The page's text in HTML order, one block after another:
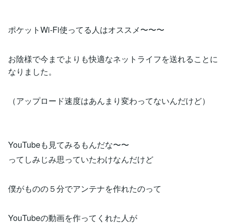
ポケットWi-Fi使ってる人はオススメ〜〜〜
お陰様で今までよりも快適なネットライフを送れることに
なりました。
（アップロード速度はあんまり変わってないんだけど）
YouTubeも見てみるもんだな〜〜
ってしみじみ思っていたわけなんだけど
僕がものの５分でアンテナを作れたのって
YouTubeの動画を作ってくれた人が